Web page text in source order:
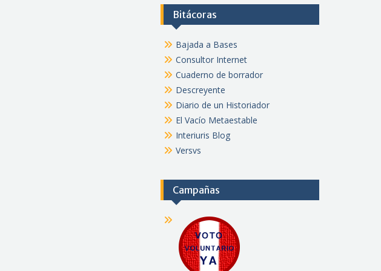
Bitácoras
Bajada a Bases
Consultor Internet
Cuaderno de borrador
Descreyente
Diario de un Historiador
El Vacío Metaestable
Interiuris Blog
Versvs
Campañas